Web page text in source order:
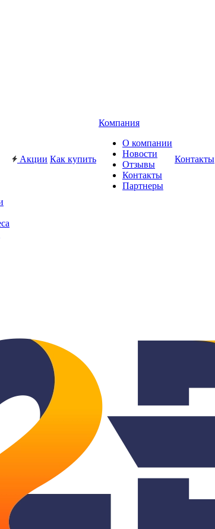
Акции Как купить
Компания
О компании
Новости
Отзывы
Контакты
Партнеры
Контакты